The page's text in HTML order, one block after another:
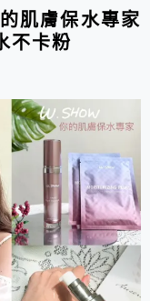
肌膚保水專家
不卡粉